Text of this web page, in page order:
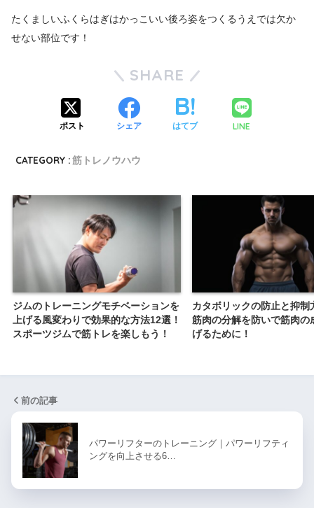
たくましいふくらはぎはかっこいい後ろ姿をつくるうえでは欠か
せない部位です！
SHARE
ポスト シェア はてブ LINE
CATEGORY :筋トレノウハウ
ジムのトレーニングモチベーションを
上げる風変わりで効果的な方法12選！
スポーツジムで筋トレを楽しもう！
カタボリックの防止と抑制
筋肉の分解を防いで筋肉の
げるために！
前の記事
パワーリフターのトレーニング｜パワーリフティ
ングを向上させる6…